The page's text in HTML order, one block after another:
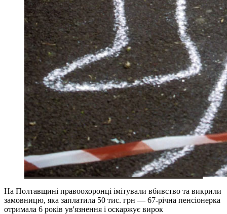
На Полтавщині правоохоронці імітували вбивство та викрили
замовницю, яка заплатила 50 тис. грн — 67-річна пенсіонерка
отримала 6 років ув'язнення і оскаржує вирок